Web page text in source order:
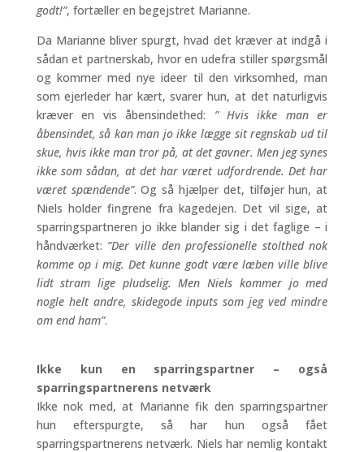
godt!”, fortæller en begejstret Marianne.
Da Marianne bliver spurgt, hvad det kræver at indgå i
sådan et partnerskab, hvor en udefra stiller spørgsmål
og kommer med nye ideer til den virksomhed, man
som ejerleder har kært, svarer hun, at det naturligvis
kræver en vis åbensindethed: ” Hvis ikke man er
åbensindet, så kan man jo ikke lægge sit regnskab ud til
skue, hvis ikke man tror på, at det gavner. Men jeg synes
ikke som sådan, at det har været udfordrende. Det har
været spændende”. Og så hjælper det, tilføjer hun, at
Niels holder fingrene fra kagedejen. Det vil sige, at
sparringspartneren jo ikke blander sig i det faglige – i
håndværket: ”Der ville den professionelle stolthed nok
komme op i mig. Det kunne godt være læben ville blive
lidt stram lige pludselig. Men Niels kommer jo med
nogle helt andre, skidegode inputs som jeg ved mindre
om end ham”.
Ikke kun en sparringspartner – også
sparringspartnerens netværk
Ikke nok med, at Marianne fik den sparringspartner
hun efterspurgte, så har hun også fået
sparringspartnerens netværk. Niels har nemlig kontakt